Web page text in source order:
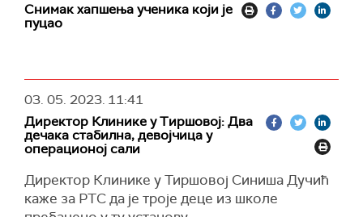
Снимак хапшења ученика који је
пуцао
03. 05. 2023. 11:41
Директор Клинике у Тиршовој: Два
дечака стабилна, девојчица у
операционој сали
Директор Клинике у Тиршовој Синиша Дучић
каже за РТС да је троје деце из школе